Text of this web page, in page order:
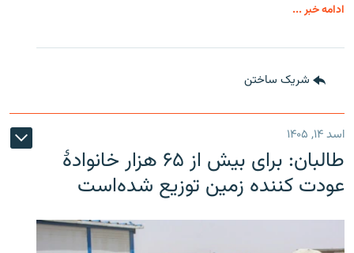
ادامه خبر ...
شریک ساختن
اسد ۱۴, ۱۴۰۵
طالبان: برای بیش از ۶۵ هزار خانوادۀ
عودت کننده زمین توزیع شده‌است